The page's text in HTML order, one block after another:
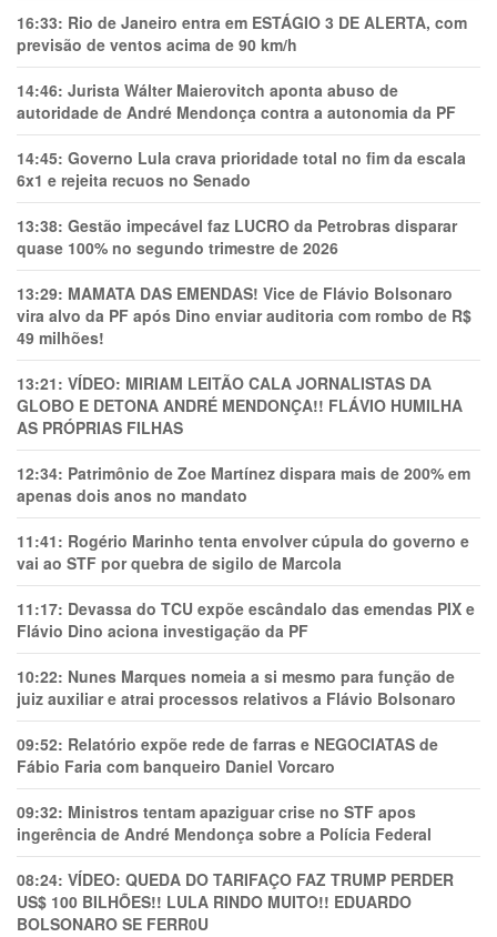
16:33: Rio de Janeiro entra em ESTÁGIO 3 DE ALERTA, com
previsão de ventos acima de 90 km/h
14:46: Jurista Wálter Maierovitch aponta abuso de
autoridade de André Mendonça contra a autonomia da PF
14:45: Governo Lula crava prioridade total no fim da escala
6x1 e rejeita recuos no Senado
13:38: Gestão impecável faz LUCRO da Petrobras disparar
quase 100% no segundo trimestre de 2026
13:29: MAMATA DAS EMENDAS! Vice de Flávio Bolsonaro
vira alvo da PF após Dino enviar auditoria com rombo de R$
49 milhões!
13:21: VÍDEO: MIRIAM LEITÃO CALA JORNALISTAS DA
GLOBO E DETONA ANDRÉ MENDONÇA!! FLÁVIO HUMILHA
AS PRÓPRIAS FILHAS
12:34: Patrimônio de Zoe Martínez dispara mais de 200% em
apenas dois anos no mandato
11:41: Rogério Marinho tenta envolver cúpula do governo e
vai ao STF por quebra de sigilo de Marcola
11:17: Devassa do TCU expõe escândalo das emendas PIX e
Flávio Dino aciona investigação da PF
10:22: Nunes Marques nomeia a si mesmo para função de
juiz auxiliar e atrai processos relativos a Flávio Bolsonaro
09:52: Relatório expõe rede de farras e NEGOCIATAS de
Fábio Faria com banqueiro Daniel Vorcaro
09:32: Ministros tentam apaziguar crise no STF apos
ingerência de André Mendonça sobre a Polícia Federal
08:24: VÍDEO: QUEDA DO TARIFAÇO FAZ TRUMP PERDER
US$ 100 BILHÕES!! LULA RINDO MUITO!! EDUARDO
BOLSONARO SE FERR0U